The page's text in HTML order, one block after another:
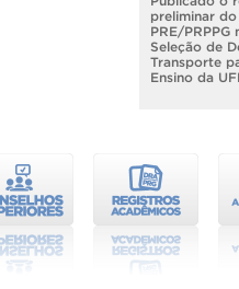
preliminar
PRE/PRPPG
Seleção de
Transporte
Ensino da